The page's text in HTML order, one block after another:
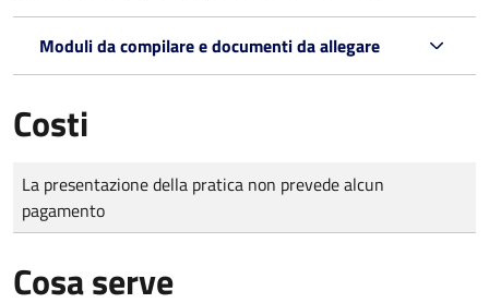
Moduli da compilare e documenti da allegare
Costi
Tipo di pagamento
Importo
La presentazione della pratica non prevede alcun
pagamento
Cosa serve